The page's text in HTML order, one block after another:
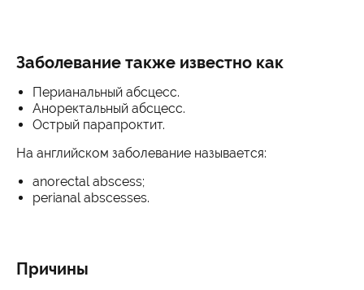
Заболевание также известно как
Перианальный абсцесс.
Аноректальный абсцесс.
Острый парапроктит.
На английском заболевание называется:
anorectal abscess;
perianal abscesses.
Причины